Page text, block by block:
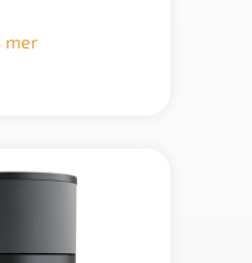
mer